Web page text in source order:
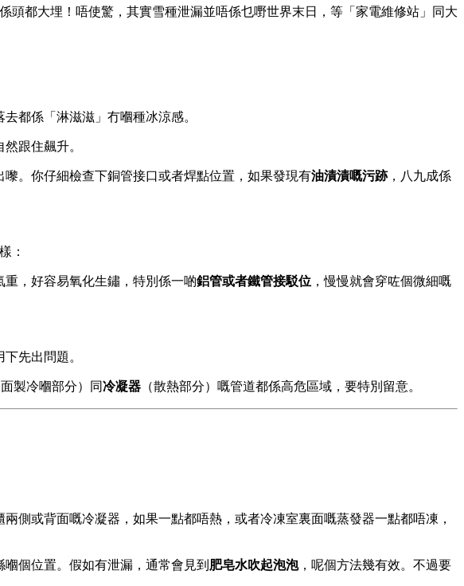
都大埋！唔使驚，其實雪種泄漏並唔係乜嘢世界末日，等「家電維修站」同大
都係「淋滋滋」冇嗰種冰涼感。
然跟住飆升。
。你仔細檢查下銅管接口或者焊點位置，如果發現有油漬漬嘅污跡，八九成係
：
，好容易氧化生鏽，特別係一啲鋁管或者鐵管接駁位 ，慢慢就會穿咗個微細嘅
先出問題。
製冷嗰部分）同冷凝器 （散熱部分）嘅管道都係高危區域，要特別留意。
側或背面嘅冷凝器，如果一點都唔熱，或者冷凍室裏面嘅蒸發器一點都唔凍，
個位置。假如有泄漏，通常會見到 肥皂水吹起泡泡，呢個方法幾有效。不過要